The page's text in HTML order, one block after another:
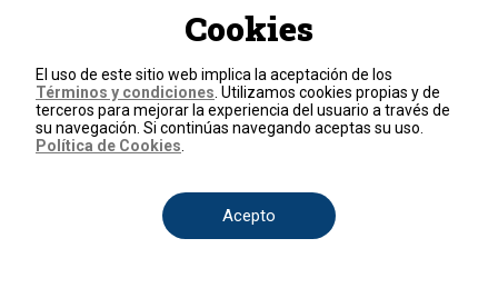
Un producto de RCN Televisión
Contáctenos
Teléfono+57 (601) 426 92 92
Términos y condiciones
© 2026, RCN Medios.
Cookies
El uso de este sitio web implica la aceptación de los
Términos y condiciones . Utilizamos cookies propias y de
terceros para mejorar la experiencia del usuario a través de
su navegación. Si continúas navegando aceptas su uso.
Política de Cookies
Acepto